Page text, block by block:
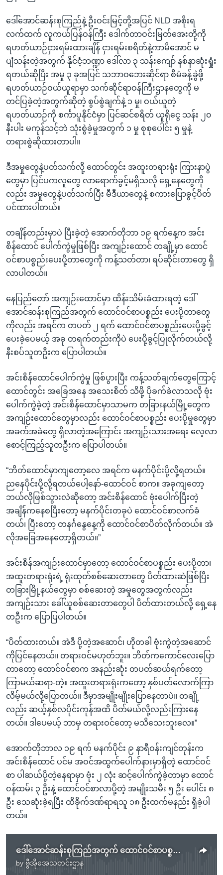
ဒေါ်အောင်ဆန်းစုကြည်နဲ့ ဦးဝင်းမြင့်တို့အပြင် NLD အစိုးရ
လက်ထက် လူကယ်ပြန်ဝန်ကြီး ဒေါက်တာဝင်းမြတ်အေးတို့ကို
ရဟတ်ယာဉ်ငှားရမ်းထားချိန် ငှားရမ်းစရိတ်နဲ့ကာမိအောင် မ
ပျံသန်းတဲ့အတွက် နိုင်ငံ့ဘဏ္ဍာ ဒေါ်လာ ၃ သန်းကျော် နစ်နာဆုံးရှုံး
ရတယ်ဆိုပြီး အမှု ၃ ခုအပြင် သဘာဝဘေးဆိုင်ရာ စီမံခန့်ခွဲဖို့
ရဟတ်ယာဉ်ဝယ်ယူရာမှာ သက်ဆိုင်ရာဝန်ကြီးဌာနတွေကို မ
တင်ပြခဲ့တဲ့အတွက်ဆိုတဲ့ စွပ်စွဲချက်နဲ့ ၁ မှု၊ ဝယ်ယူတဲ့
ရဟတ်ယာဉ်ကို စင်္ကာပူနိုင်ငံမှာ ပြင်ဆင်စရိတ် ယူရိုငွေ သန်း ၂၀
နီးပါး မကုန်သင့်ဘဲ သုံးစွဲခဲ့မှုအတွက် ၁ မှု စုစုပေါင်း ၅ မှုနဲ့
တရားစွဲဆိုထားတာပါ။
ဒီအမှုတွေနဲ့ပတ်သက်လို့ ထောင်တွင်း အထူးတရားရုံး ကြားနာပွဲ
တွေမှာ ပြင်ပကလူတွေ လာရောက်ခွင့်မရှိသလို ရှေ့နေတွေကို
လည်း အမှုတွေနဲ့ပတ်သက်ပြီး မီဒီယာတွေနဲ့ စကားပြောခွင့်ပိတ်
ပင်ထားပါတယ်။
တချိန်တည်းမှာပဲ ပြီးခဲ့တဲ့ အောက်တိုဘာ ၁၉ ရက်နေ့က အင်း
စိန်ထောင် ပေါက်ကွဲမှုဖြစ်ပြီး အကျဉ်းထောင် တချို့မှာ ထောင်
ဝင်စာပစ္စည်းပေးပို့တာတွေကို ကန့်သတ်တာ၊ ရပ်ဆိုင်းတာတွေ ရှိ
လာပါတယ်။
နေပြည်တော် အကျဉ်းထောင်မှာ ထိန်းသိမ်းခံထားရတဲ့ ဒေါ်
အောင်ဆန်းစုကြည်အတွက် ထောင်ဝင်စာပစ္စည်း ပေးပို့တာတွေ
ကိုလည်း အရင်က တပတ် ၂ ရက် ထောင်ဝင်စာပစ္စည်းပေးပို့ခွင့်
ပေးခဲ့ပေမယ့် အခု တရက်တည်းကိုပဲ ပေးပို့ခွင့်ပြုလိုက်တယ်လို့
နီးစပ်သူတဦးက ပြောပါတယ်။
အင်းစိန်ထောင်ပေါက်ကွဲမှု ဖြစ်ပွားပြီး ကန့်သတ်ချက်တွေကြောင့်
ထောင်တွင်း အခြေအနေ အသေးစိတ် သိဖို့ ပိုခက်ခဲလာသလို ဗုံး
ပေါက်ကွဲခဲ့တဲ့ အင်းစိန်ထောင်မှာသာမက တခြားနယ်မြို့တွေက
အကျဉ်းထောင်တွေမှာလည်း ထောင်ဝင်စာပစ္စည်း ပေးပို့မှုတွေမှာ
အခက်အခဲတွေ ရှိလာတဲ့အကြောင်း အကျဉ်းသားအရေး လေ့လာ
စောင့်ကြည့်သူတဦးက ပြောပါတယ်။
“ဘိတ်ထောင်မှာကျတော့လေ အရင်က မနက်ပိုင်းပို့လို့ရတယ်။
ညနေပိုင်းပို့လို့ရတယ်ပေါ့နော်-ထောင်ဝင် စာက။ အခုကျတော့
ဘယ်လိုဖြစ်သွားလဲဆိုတော့ အင်းစိန်ထောင် ဗုံးပေါက်ပြီးတဲ့
အချိန်ကနေစပြီးတော့ မနက်ပိုင်းတခုပဲ ထောင်ဝင်စာလက်ခံ
တယ်၊ ပြီးတော့ တနင်္ဂနွေနေ့ကို ထောင်ဝင်စာပိတ်လိုက်တယ်။ အဲ
လိုအခြေအနေတော့ရှိတယ်။”
အင်းစိန်အကျဉ်းထောင်မှာတော့ ထောင်ဝင်စာပစ္စည်း ပေးပို့တာ၊
အထူးတရားရုံးရဲ့ ရုံးထုတ်စစ်ဆေးတာတွေ ပိတ်ထားဆဲဖြစ်ပြီး
တခြားမြို့နယ်တွေမှာ စစ်ဆေးတဲ့ အမှုတွေအတွက်လည်း
အကျဉ်းသား ခေါ်ယူစစ်ဆေးတာတွေပါ ပိတ်ထားတယ်လို့ ရှေ့နေ
တဦးက ပြောပြပါတယ်။
“ပိတ်ထားတယ်။ အဲဒီ ပို့တဲ့အဆောင်၊ ဟိုတခါ ဗုံးကွဲတဲ့အဆောင်
ကိုပြင်နေတယ်။ တရားဝင်မဟုတ်ဘူး။ ဘိတ်ကကောင်လေးပြော
တာတော့ ထောင်ဝင်စာက အနည်းဆုံး တပတ်ဆယ်ရက်တော့
ကြာမယ်ဆရာ-တဲ့။ အထူးတရားရုံးကတော့ နှစ်ပတ်လောက်ကြာ
လိမ့်မယ်လို့ပြောတယ်။ ဒီမှာအမျိုးမျိုးပြောနေတာပဲ။ တချို့
လည်း ဆယ့်နှစ်လပိုင်းကုန်အထိ ပိတ်မယ်လို့လည်းကြားနေ
တယ်။ ဒါပေမယ့် ဘာမှ တရားဝင်တော့ မသိသေးဘူးလေ။”
အောက်တိုဘာလ ၁၉ ရက် မနက်ပိုင်း ၉ နာရီဝန်းကျင်တုန်းက
အင်းစိန်ထောင် ပင်မ အဝင်အထွက်ပေါက်နားမှာရှိတဲ့ ထောင်ဝင်
စာ ပါဆယ်ပို့တဲ့နေရာမှာ ဗုံး ၂ လုံး ဆင့်ပေါက်ကွဲခဲ့တာမှာ ထောင်
ဝန်ထမ်း ၃ ဦးနဲ့ ထောင်ဝင်စာလာပို့တဲ့ အမျိုးသမီး ၅ ဦး ပေါင်း ၈
ဦး သေဆုံးခဲ့ရပြီး ထိခိုက်ဒဏ်ရာရသူ ၁၈ ဦးထက်မနည်း ရှိခဲ့ပါ
တယ်။
ဒေါ်အောင်ဆန်းစုကြည်အတွက် ထောင်ဝင်စာပစ္စည်းပို့ခွင့် ကန့်သတ်ခံရ.mp3
by ဗွီအိုအေသတင်းဌာန
No media source currently available